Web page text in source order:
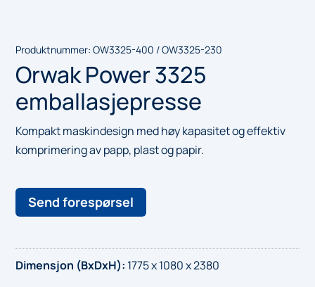
Produktnummer:OW3325-400 / OW3325-230
Orwak Power 3325
emballasjepresse
Kompakt maskindesign med høy kapasitet og effektiv
komprimering av papp, plast og papir.
Send forespørsel
Dimensjon (BxDxH): 1775 x 1080 x 2380